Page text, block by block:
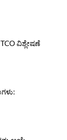
ವಿಶ್ಲೇಷಣೆ